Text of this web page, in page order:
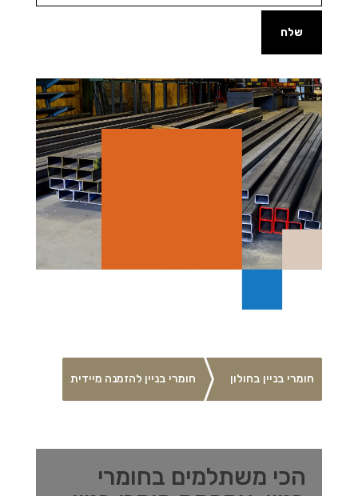
שלח
חומרי בניין להזמנה מיידית חומרי בניין בחולון
הכי משתלמים בחומרי